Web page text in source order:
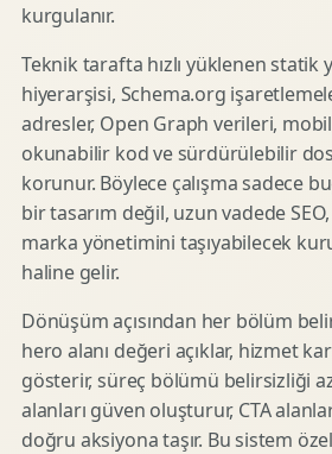
kurgulanır.
Teknik tarafta hızlı yüklenen statik
hiyerarşisi, Schema.org
adresler, Open Graph verileri,
okunabilir kod ve sürdürülebilir
korunur. Böylece çalışma sadece
bir tasarım değil, uzun vadede
marka yönetimini taşıyabilecek
haline gelir.
Dönüşüm açısından her bölüm
hero alanı değeri açıklar, hizmet
gösterir, süreç bölümü belirsizliği
alanları güven oluşturur, CTA
doğru aksiyona taşır. Bu sistem